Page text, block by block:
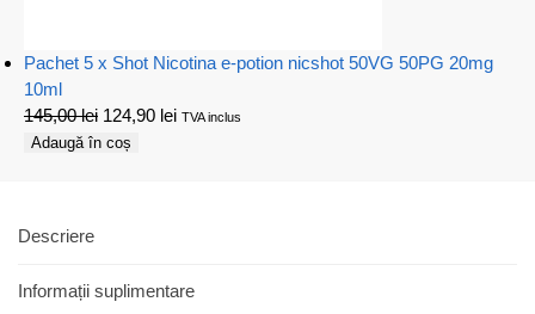
Pachet 5 x Shot Nicotina e-potion nicshot 50VG 50PG 20mg
10ml
145,00lei 124,90 lei TVA inclus
Adaugă în coș
Descriere
Informații suplimentare